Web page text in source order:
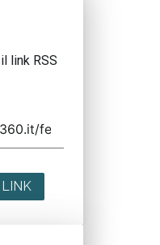
link RSS
LINK